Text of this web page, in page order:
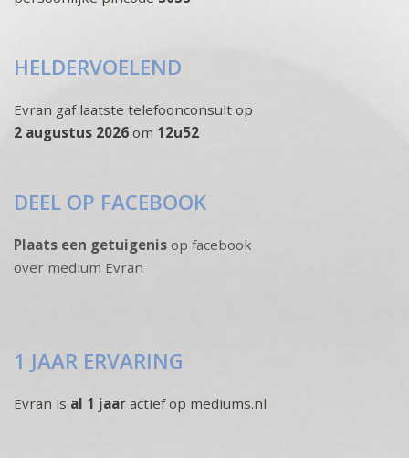
HELDERVOELEND
Evran gaf laatste telefoonconsult op
2 augustus 2026 om 12u52
DEEL OP FACEBOOK
Plaats een getuigenis op facebook
over medium Evran
1 JAAR ERVARING
Evran is al 1 jaar actief op mediums.nl